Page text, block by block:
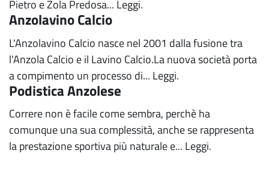
Pietro e Zola Predosa... Leggi.
Anzolavino Calcio
L'Anzolavino Calcio nasce nel 2001 dalla fusione tra
l'Anzola Calcio e il Lavino Calcio.La nuova società porta
a compimento un processo di... Leggi.
Podistica Anzolese
Correre non è facile come sembra, perchè ha
comunque una sua complessità, anche se rappresenta
la prestazione sportiva più naturale e... Leggi.